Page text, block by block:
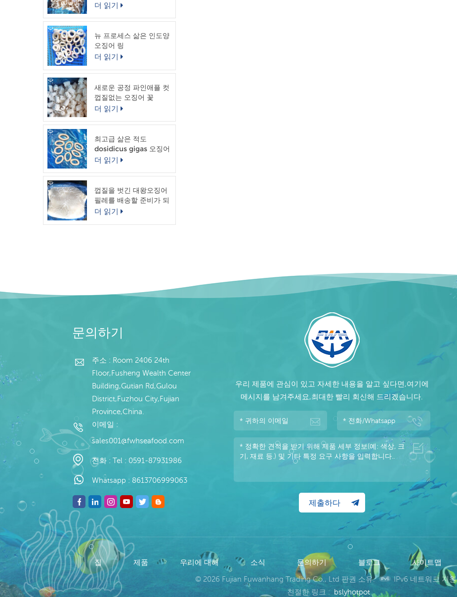
더 읽기
뉴 프로세스 삶은 인도양
오징어 링
더 읽기
새로운 공정 파인애플 컷
껍질없는 오징어 꽃
더 읽기
최고급 삶은 적도
dosidicus gigas 오징어
링
더 읽기
껍질을 벗긴 대왕오징어
필레를 배송할 준비가 되
었습니다.
더 읽기
문의하기
주소 : Room 2406 24th
Floor,Fusheng Wealth Center
Building,Gutian Rd,Gulou
District,Fuzhou City,Fujian
Province,China.
이메일 :
sales001@fwhseafood.com
전화 : Tel : 0591-87931986
Whatsapp : 8613706999063
우리 제품에 관심이 있고 자세한 내용을 알고 싶다면,여기에
메시지를 남겨주세요,최대한 빨리 회신해 드리겠습니다.
집 제품 우리에 대해 소식 문의하기 블로그 사이트맵
© 2026 Fujian Fuwanhang Trading Co., Ltd 판권 소유.
IPv6 네트워크 지원
친절한 링크 : bslyhotpot